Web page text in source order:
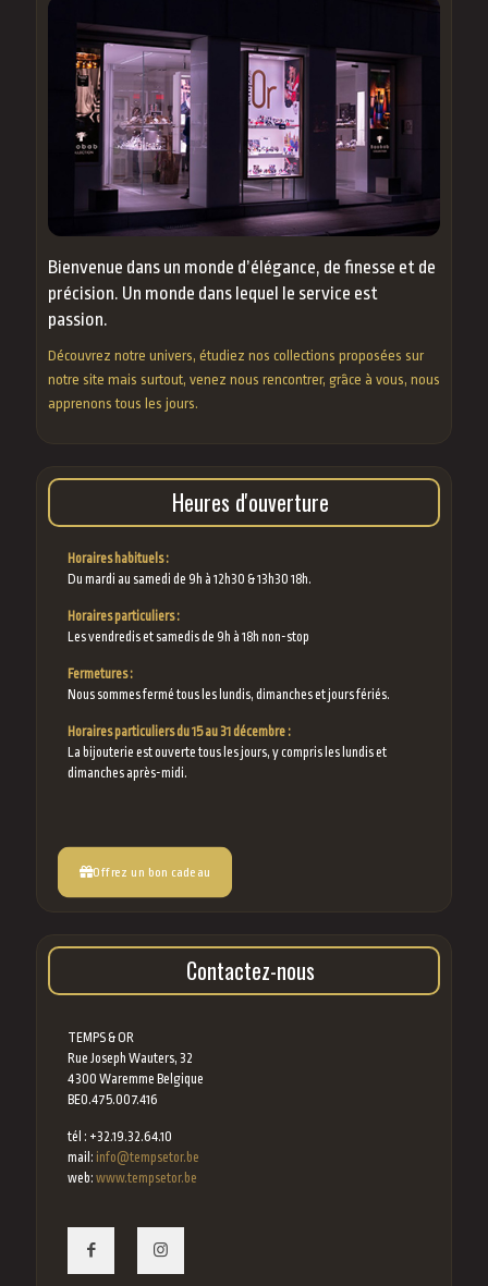
Bienvenue dans un monde d’élégance, de finesse et de
précision. Un monde dans lequel le service est
passion.
Découvrez notre univers, étudiez nos collections proposées sur
notre site mais surtout, venez nous rencontrer, grâce à vous, nous
apprenons tous les jours.
Heures d'ouverture
Horaires habituels :
Du mardi au samedi de 9h à 12h30 & 13h30 18h.
Horaires particuliers :
Les vendredis et samedis de 9h à 18h non-stop
Fermetures :
Nous sommes fermé tous les lundis, dimanches et jours fériés.
Horaires particuliers du 15 au 31 décembre :
La bijouterie est ouverte tous les jours, y compris les lundis et
dimanches après-midi.
Offrez un bon cadeau
Contactez-nous
TEMPS & OR
Rue Joseph Wauters, 32
4300 Waremme Belgique
BE0.475.007.416
tél : +32.19.32.64.10
mail: info@tempsetor.be
web: www.tempsetor.be